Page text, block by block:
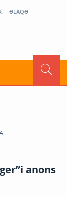
ƏLAQƏ
anons